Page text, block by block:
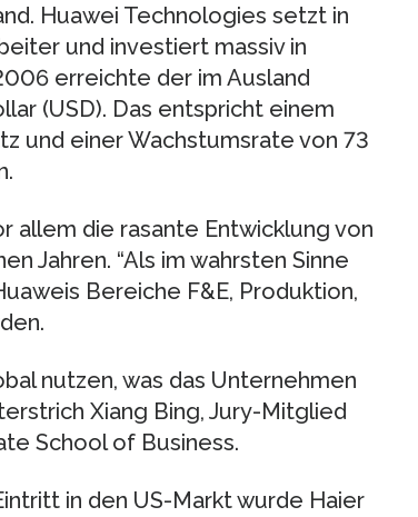
Huawei Technologies setzt in
und investiert massiv in
erreichte der im Ausland
(USD). Das entspricht einem
und einer Wachstumsrate von 73
allem die rasante Entwicklung von
Jahren. “Als im wahrsten Sinne
Bereiche F&E, Produktion,
nutzen, was das Unternehmen
Xiang Bing, Jury-Mitglied
School of Business.
in den US-Markt wurde Haier